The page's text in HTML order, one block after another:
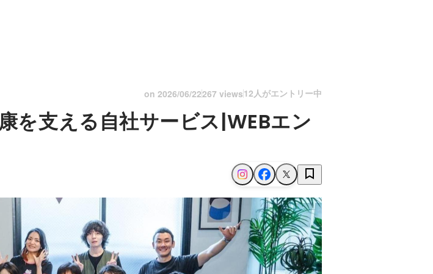
on 2026/06/22267 views12人がエントリー中
を支える自社サービス|WEBエン